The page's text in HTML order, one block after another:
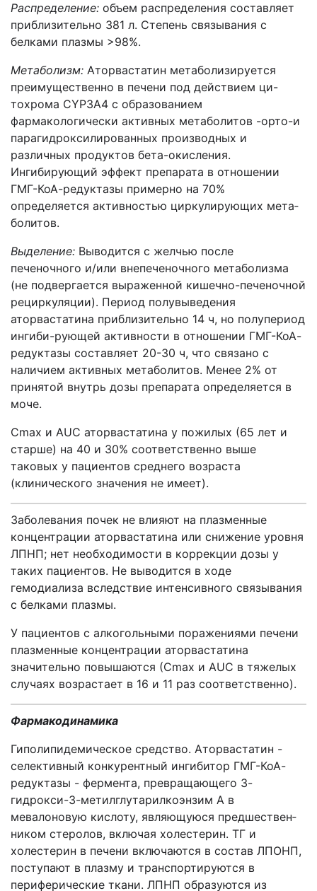
Распределение: объем распределения составляет
приблизительно 381 л. Степень связывания с
белками плазмы >98%.
Метаболизм: Аторвастатин метаболизируется
преимущественно в печени под действием ци-
тохрома CYP3A4 с образованием
фармакологически активных метаболитов -орто-и
парагидроксилированных производных и
различных продуктов бета-окисления.
Ингибирующий эффект препарата в отношении
ГМГ-КоА-редуктазы примерно на 70%
определяется активностью циркулирующих мета­
болитов.
Выделение: Выводится с желчью после
печеночного и/или внепеченочного ме­таболизма
(не подвергается выраженной кишечно-печеночной
рециркуляции). Период полувыведения
аторвастатина приблизительно 14 ч, но полупериод
ингиби-рующей активности в отношении ГМГ-КоА-
редуктазы составляет 20-30 ч, что связано с
наличием активных метаболитов. Менее 2% от
принятой внутрь дозы препарата определяется в
моче.
Сmах и AUC аторвастатина у пожилых (65 лет и
старше) на 40 и 30% соответственно выше
таковых у пациентов среднего возраста
(клинического значения не име­ет).
Заболевания почек не влияют на плазменные
концентрации аторвастатина или снижение уровня
ЛПНП; нет необходимости в коррекции дозы у
таких пациентов. Не выводится в ходе
гемодиализа вследствие интенсивного связывания
с бел­ками плазмы.
У пациентов с алкогольными поражениями печени
плазменные концентрации аторвастатина
значительно повышаются (Сmах и AUC в тяжелых
случаях воз­растает в 16 и 11 раз соответственно).
Фармакодинамика
Гиполипидемическое средство. Аторвастатин -
селективный конкурентный ин­гибитор ГМГ-КоА-
редуктазы - фермента, превращающего З-
гидрокси-3-метилглутарилкоэнзим А в
мевалоновую кислоту, являющуюся предшествен­
ником стеролов, включая холестерин. ТГ и
холестерин в печени включаются в состав ЛПОНП,
поступают в плазму и транспортируются в
периферические ткани. ЛПНП образуются из